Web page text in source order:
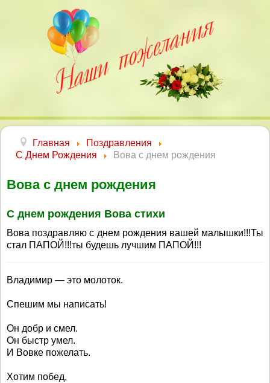
Главная
Поздравления
С Днем Рождения
Вова с днем рождения
Вова с днем рождения
С днем рождения Вова стихи
Вова поздравляю с днем рождения вашей малышки!!!Ты
стал ПАПОЙ!!!ты будешь лучшим ПАПОЙ!!!
Владимир — это молоток.
Спешим мы написать!
Он добр и смел.
Он быстр умел.
И Вовке пожелать.
Хотим побед,